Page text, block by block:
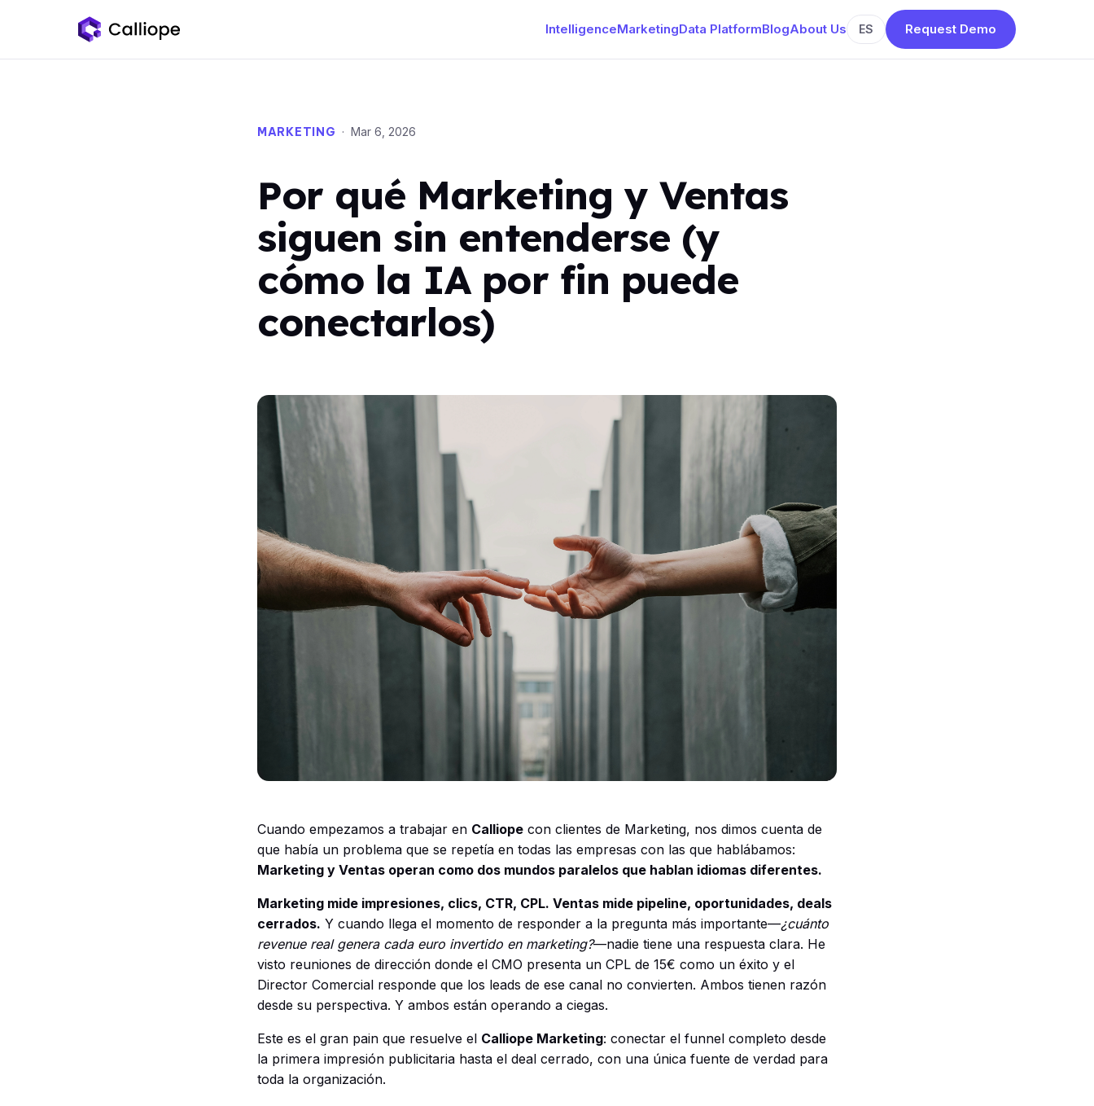
IntelligenceMarketingData PlatformBlogAbout Us ES Request Demo
MARKETING · Mar 6, 2026
Por qué Marketing y Ventas
siguen sin entenderse (y
cómo la IA por fin puede
conectarlos)
Cuando empezamos a trabajar en Calliope con clientes de Marketing, nos dimos cuenta de
que había un problema que se repetía en todas las empresas con las que hablábamos:
Marketing y Ventas operan como dos mundos paralelos que hablan idiomas diferentes.
Marketing mide impresiones, clics, CTR, CPL. Ventas mide pipeline, oportunidades, deals
cerrados. Y cuando llega el momento de responder a la pregunta más importante—¿cuánto
revenue real genera cada euro invertido en marketing?—nadie tiene una respuesta clara. He
visto reuniones de dirección donde el CMO presenta un CPL de 15€ como un éxito y el
Director Comercial responde que los leads de ese canal no convierten. Ambos tienen razón
desde su perspectiva. Y ambos están operando a ciegas.
Este es el gran pain que resuelve el Calliope Marketing: conectar el funnel completo desde
la primera impresión publicitaria hasta el deal cerrado, con una única fuente de verdad para
toda la organización.